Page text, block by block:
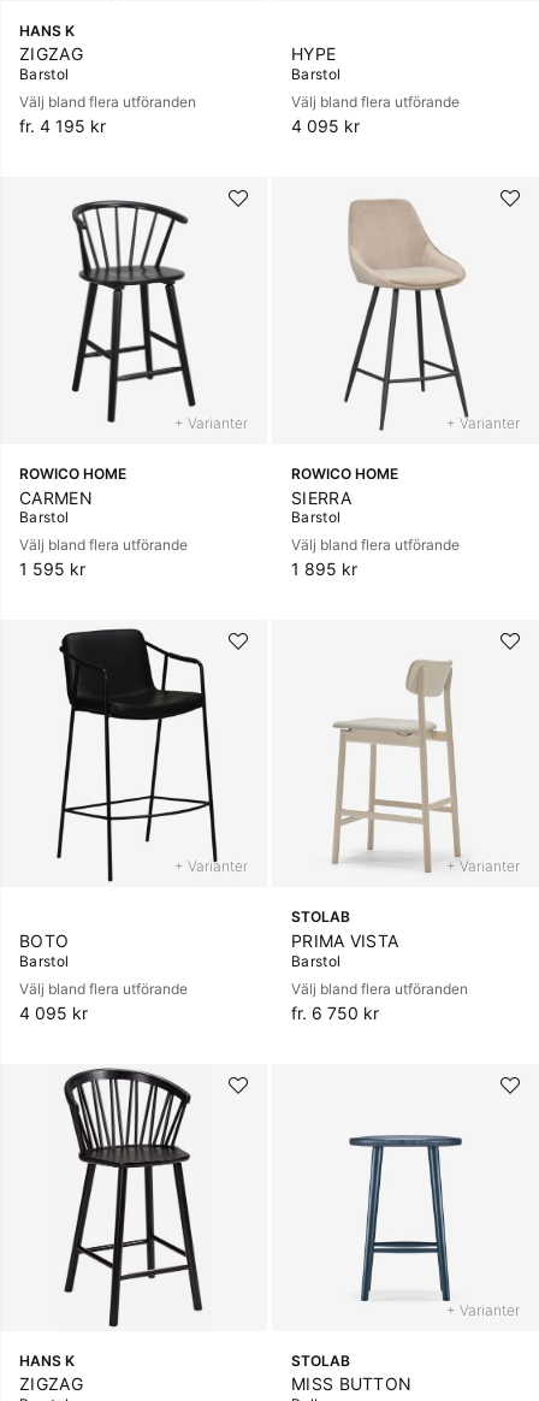
HANS K
ZIGZAG
Barstol
Välj bland flera utföranden
fr. 4 195 kr
HYPE
Barstol
Välj bland flera utförande
4 095 kr
+ Varianter
ROWICO HOME
CARMEN
Barstol
Välj bland flera utförande
1 595 kr
+ Varianter
ROWICO HOME
SIERRA
Barstol
Välj bland flera utförande
1 895 kr
+ Varianter
BOTO
Barstol
Välj bland flera utförande
4 095 kr
+ Varianter
STOLAB
PRIMA VISTA
Barstol
Välj bland flera utföranden
fr. 6 750 kr
HANS K
ZIGZAG
+ Varianter
STOLAB
MISS BUTTON